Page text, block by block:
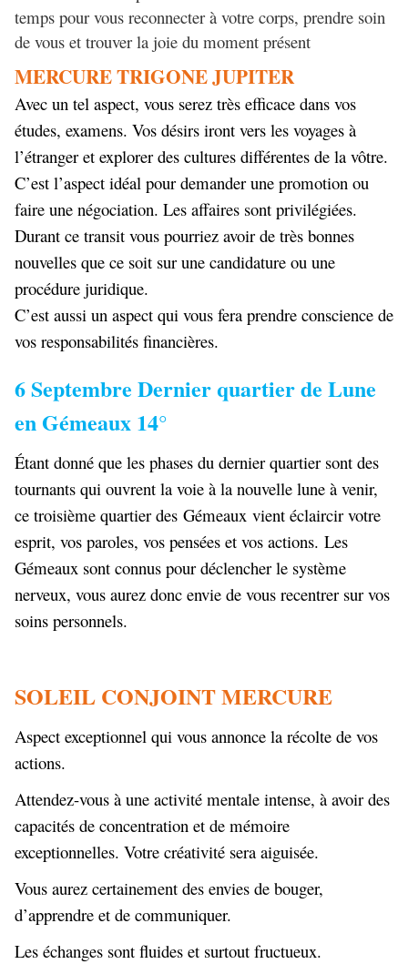
temps pour vous reconnecter à votre corps, prendre soin
de vous et trouver la joie du moment présent
MERCURE TRIGONE JUPITER
Avec un tel aspect, vous serez très efficace dans vos
études, examens. Vos désirs iront vers les voyages à
l’étranger et explorer des cultures différentes de la vôtre.
C’est l’aspect idéal pour demander une promotion ou
faire une négociation. Les affaires sont privilégiées.
Durant ce transit vous pourriez avoir de très bonnes
nouvelles que ce soit sur une candidature ou une
procédure juridique.
C’est aussi un aspect qui vous fera prendre conscience de
vos responsabilités financières.
6 Septembre Dernier quartier de Lune
en Gémeaux 14°
Étant donné que les phases du dernier quartier sont des
tournants qui ouvrent la voie à la nouvelle lune à venir,
ce troisième quartier des Gémeaux vient éclaircir votre
esprit, vos paroles, vos pensées et vos actions. Les
Gémeaux sont connus pour déclencher le système
nerveux, vous aurez donc envie de vous recentrer sur vos
soins personnels.
SOLEIL CONJOINT MERCURE
Aspect exceptionnel qui vous annonce la récolte de vos
actions.
Attendez-vous à une activité mentale intense, à avoir des
capacités de concentration et de mémoire
exceptionnelles. Votre créativité sera aiguisée.
Vous aurez certainement des envies de bouger,
d’apprendre et de communiquer.
Les échanges sont fluides et surtout fructueux.